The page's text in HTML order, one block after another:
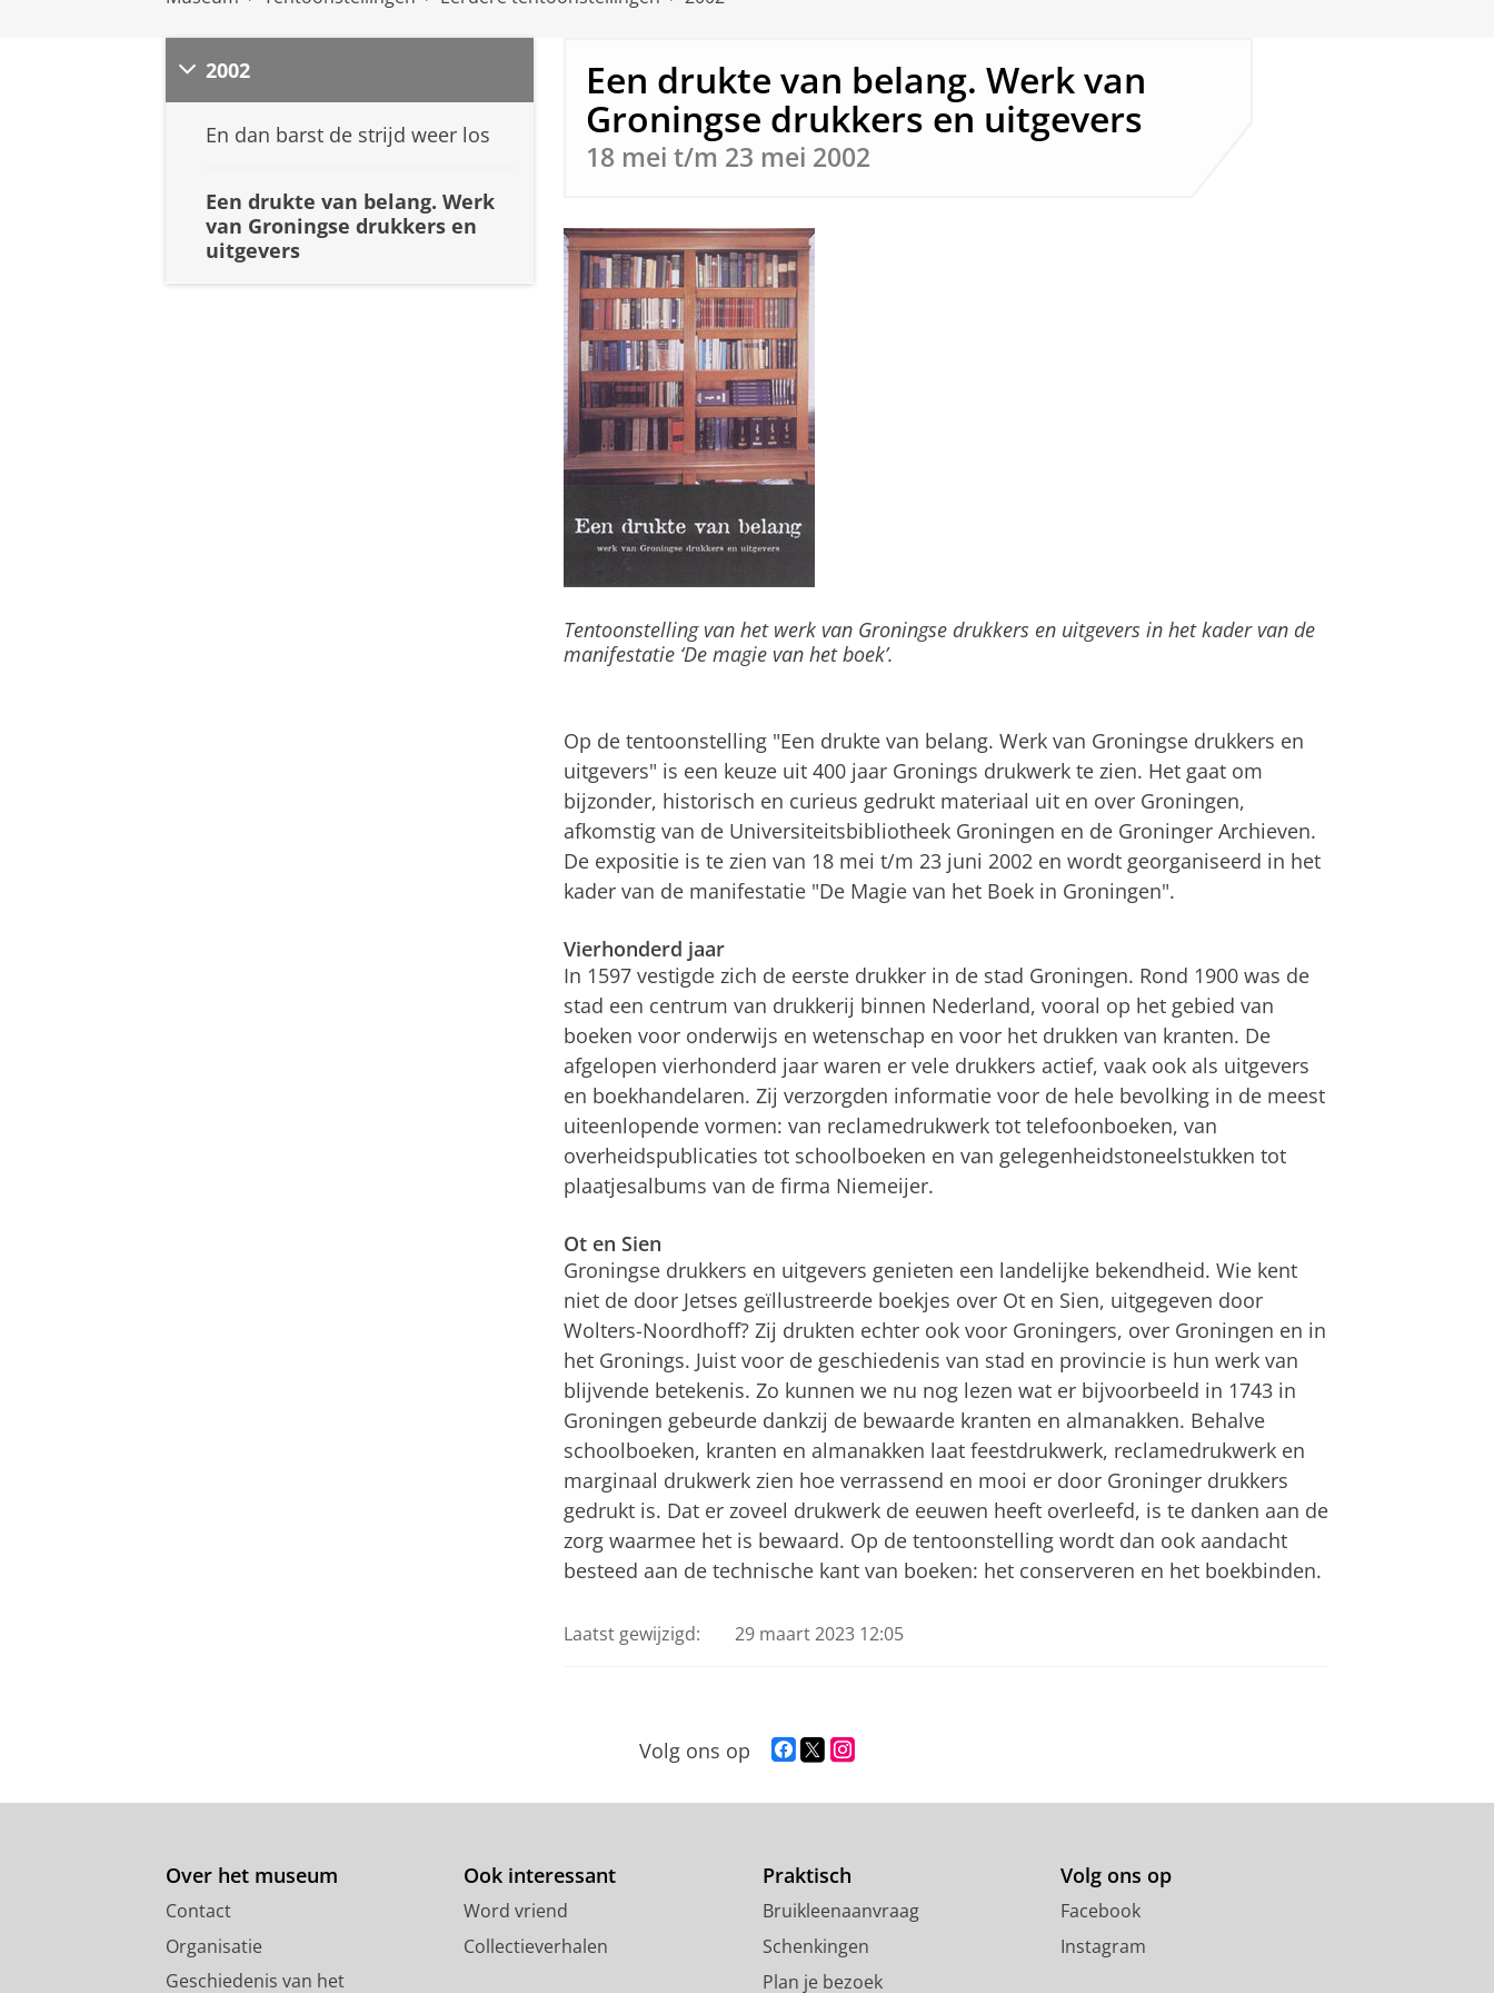
2002
En dan barst de strijd weer los
Een drukte van belang. Werk
van Groningse drukkers en
uitgevers
Een drukte van belang. Werk van
Groningse drukkers en uitgevers
18 mei t/m 23 mei 2002
Tentoonstelling van het werk van Groningse drukkers en uitgevers in het kader van de
manifestatie ‘De magie van het boek’.
Op de tentoonstelling "Een drukte van belang. Werk van Groningse drukkers en
uitgevers" is een keuze uit 400 jaar Gronings drukwerk te zien. Het gaat om
bijzonder, historisch en curieus gedrukt materiaal uit en over Groningen,
afkomstig van de Universiteitsbibliotheek Groningen en de Groninger Archieven.
De expositie is te zien van 18 mei t/m 23 juni 2002 en wordt georganiseerd in het
kader van de manifestatie "De Magie van het Boek in Groningen".
Vierhonderd jaar
In 1597 vestigde zich de eerste drukker in de stad Groningen. Rond 1900 was de
stad een centrum van drukkerij binnen Nederland, vooral op het gebied van
boeken voor onderwijs en wetenschap en voor het drukken van kranten. De
afgelopen vierhonderd jaar waren er vele drukkers actief, vaak ook als uitgevers
en boekhandelaren. Zij verzorgden informatie voor de hele bevolking in de meest
uiteenlopende vormen: van reclamedrukwerk tot telefoonboeken, van
overheidspublicaties tot schoolboeken en van gelegenheidstoneelstukken tot
plaatjesalbums van de firma Niemeijer.
Ot en Sien
Groningse drukkers en uitgevers genieten een landelijke bekendheid. Wie kent
niet de door Jetses geïllustreerde boekjes over Ot en Sien, uitgegeven door
Wolters-Noordhoff? Zij drukten echter ook voor Groningers, over Groningen en in
het Gronings. Juist voor de geschiedenis van stad en provincie is hun werk van
blijvende betekenis. Zo kunnen we nu nog lezen wat er bijvoorbeeld in 1743 in
Groningen gebeurde dankzij de bewaarde kranten en almanakken. Behalve
schoolboeken, kranten en almanakken laat feestdrukwerk, reclamedrukwerk en
marginaal drukwerk zien hoe verrassend en mooi er door Groninger drukkers
gedrukt is. Dat er zoveel drukwerk de eeuwen heeft overleefd, is te danken aan de
zorg waarmee het is bewaard. Op de tentoonstelling wordt dan ook aandacht
besteed aan de technische kant van boeken: het conserveren en het boekbinden.
Laatst gewijzigd: 29 maart 2023 12:05
Volg ons op
F
c
o
o
k
p
a
T
i
e
p
r
o
I
s
a
m
Over het museum
Contact
Organisatie
Geschiedenis van het
Ook interessant
Word vriend
Collectieverhalen
Praktisch
Bruikleenaanvraag
Schenkingen
Plan je bezoek
Volg ons op
Facebook
Instagram